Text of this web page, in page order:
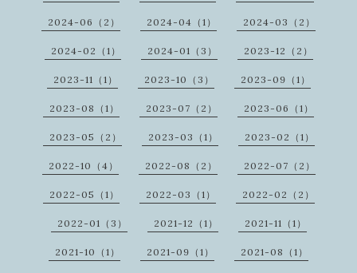
2024-06（2） 2024-04（1） 2024-03（2）
2024-02（1） 2024-01（3） 2023-12（2）
2023-11（1） 2023-10（3） 2023-09（1）
2023-08（1） 2023-07（2） 2023-06（1）
2023-05（2） 2023-03（1） 2023-02（1）
2022-10（4） 2022-08（2） 2022-07（2）
2022-05（1） 2022-03（1） 2022-02（2）
2022-01（3） 2021-12（1） 2021-11（1）
2021-10（1） 2021-09（1） 2021-08（1）